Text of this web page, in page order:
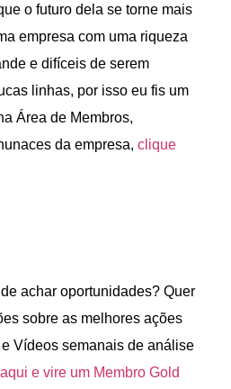
o futuro dela se torne mais
empresa com uma riqueza
e difíceis de serem
linhas, por isso eu fis um
Área de Membros,
da empresa, clique
achar oportunidades? Quer
sobre as melhores ações
Vídeos semanais de análise
e vire um Membro Gold